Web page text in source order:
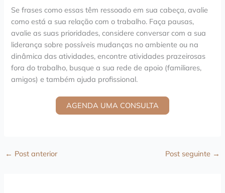
Se frases como essas têm ressoado em sua cabeça, avalie
como está a sua relação com o trabalho. Faça pausas,
avalie as suas prioridades, considere conversar com a sua
liderança sobre possíveis mudanças no ambiente ou na
dinâmica das atividades, encontre atividades prazeirosas
fora do trabalho, busque a sua rede de apoio (familiares,
amigos) e também ajuda profissional.
AGENDA UMA CONSULTA
← Post anterior Post seguinte →